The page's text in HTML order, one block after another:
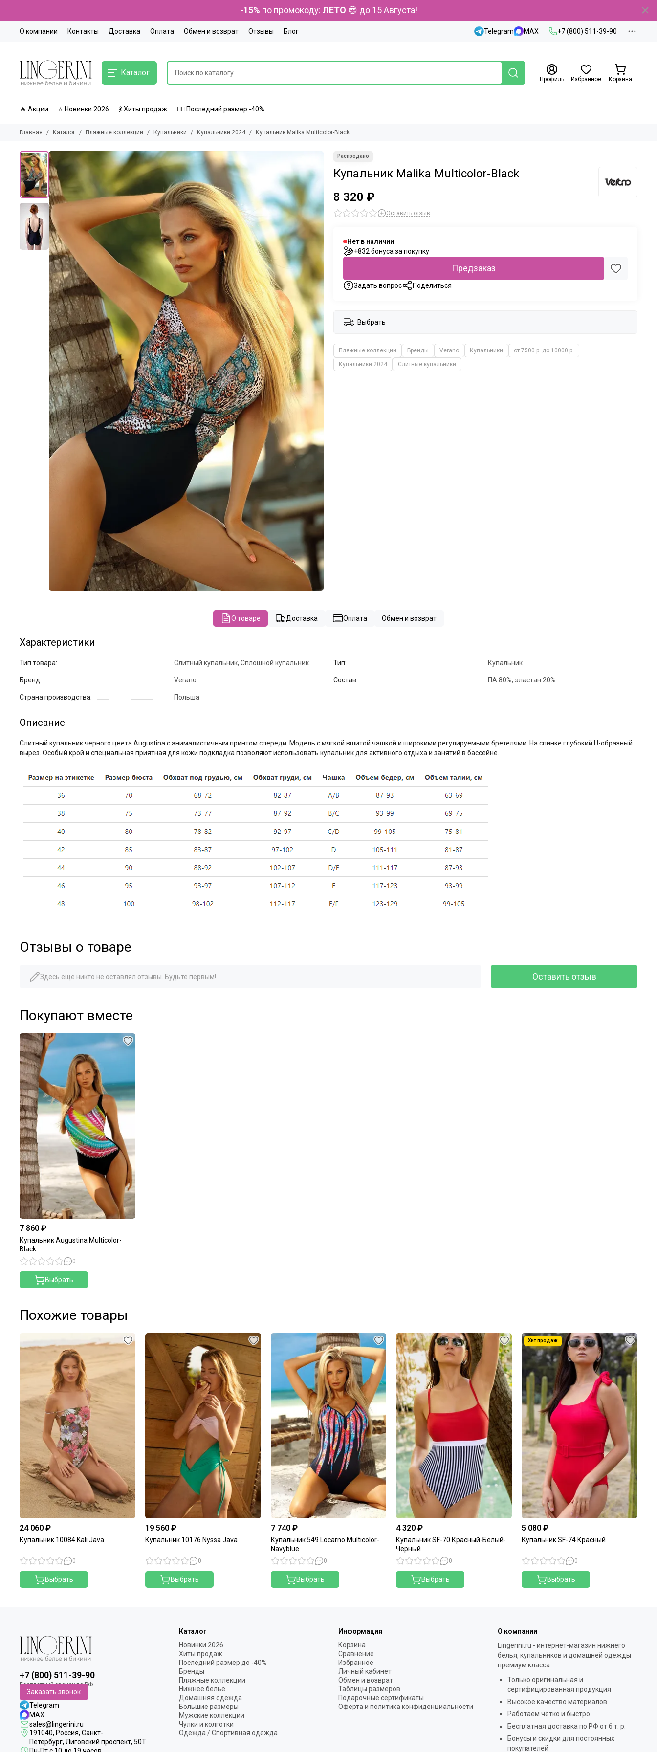
-15% по промокоду: ЛЕТО 😎 до 15 Августа!
О компании Контакты Доставка Оплата Обмен и возврат Отзывы Блог Telegram MAX +7 (800) 511-39-90
Каталог
Профиль Избранное Корзина
🔥 Акции ⭐ Новинки 2026 💃 Хиты продаж 🏃‍♀️ Последний размер -40%
Главная Каталог Пляжные коллекции Купальники Купальники 2024 Купальник Malika Multicolor-Black
Купальник Malika Multicolor-Black
8 320 ₽
Оставить отзыв
Нет в наличии
+832 бонуса за покупку
Предзаказ
Задать вопрос Поделиться
Выбрать
Пляжные коллекции Бренды Verano Купальники
от 7500 р. до 10000 р.
Купальники 2024
Слитные купальники
О товаре Доставка Оплата Обмен и возврат
Характеристики
Тип товара: Слитный купальник, Сплошной купальник
Бренд: Verano
Страна производства: Польша
Тип: Купальник
Состав: ПА 80%, эластан 20%
Описание
Слитный купальник черного цвета Augustina с анималистичным принтом спереди. Модель с мягкой вшитой чашкой и широкими регулируемыми бретелями. На спинке глубокий U-образный
вырез. Особый крой и специальная приятная для кожи подкладка позволяют использовать купальник для активного отдыха и занятий в бассейне.
Отзывы о товаре
Здесь еще никто не оставлял отзывы. Будьте первым! Оставить отзыв
Покупают вместе
7 860 ₽
Купальник Augustina Multicolor-
Black
0
Выбрать
Похожие товары
24 060 ₽
Купальник 10084 Kali Java
0
Выбрать
19 560 ₽
Купальник 10176 Nyssa Java
0
Выбрать
7 740 ₽
Купальник 549 Locarno Multicolor-
Navyblue
0
Выбрать
4 320 ₽
Купальник SF-70 Красный-Белый-
Черный
0
Выбрать
5 080 ₽
Купальник SF-74 Красный
0
Выбрать
+7 (800) 511-39-90
Заказать звонок
Telegram
MAX
sales@lingerini.ru
191040, Россия, Санкт-
Петербург, Лиговский проспект, 50Т
Каталог
Новинки 2026
Хиты продаж
Последний размер до -40%
Бренды
Пляжные коллекции
Нижнее белье
Домашняя одежда
Большие размеры
Мужские коллекции
Чулки и колготки
Одежда / Спортивная одежда
Информация
Корзина
Сравнение
Избранное
Личный кабинет
Обмен и возврат
Таблицы размеров
Подарочные сертификаты
Оферта и политика конфиденциальности
О компании
Lingerini.ru - интернет-магазин нижнего
белья, купальников и домашней одежды
премиум класса
Только оригинальная и
сертифицированная продукция
Высокое качество материалов
Работаем чётко и быстро
Бесплатная доставка по РФ от 6 т. р.
Бонусы и скидки для постоянных
покупателей